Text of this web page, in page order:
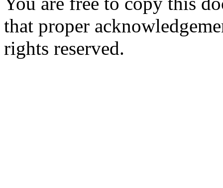
that proper
rights reserved.